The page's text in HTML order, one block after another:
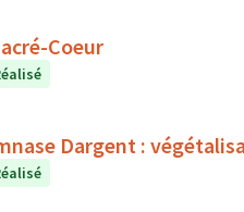
Coeur
Dargent :